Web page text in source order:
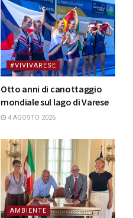
#VIVIVARESE
Otto anni di canottaggio
mondiale sul lago di Varese
4 AGOSTO 2026
AMBIENTE